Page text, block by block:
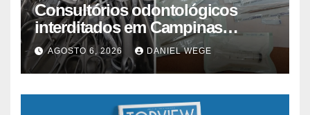
Consultórios odontológicos
interditados em Campinas
superam 2025
AGOSTO 6, 2026 DANIEL WEGE